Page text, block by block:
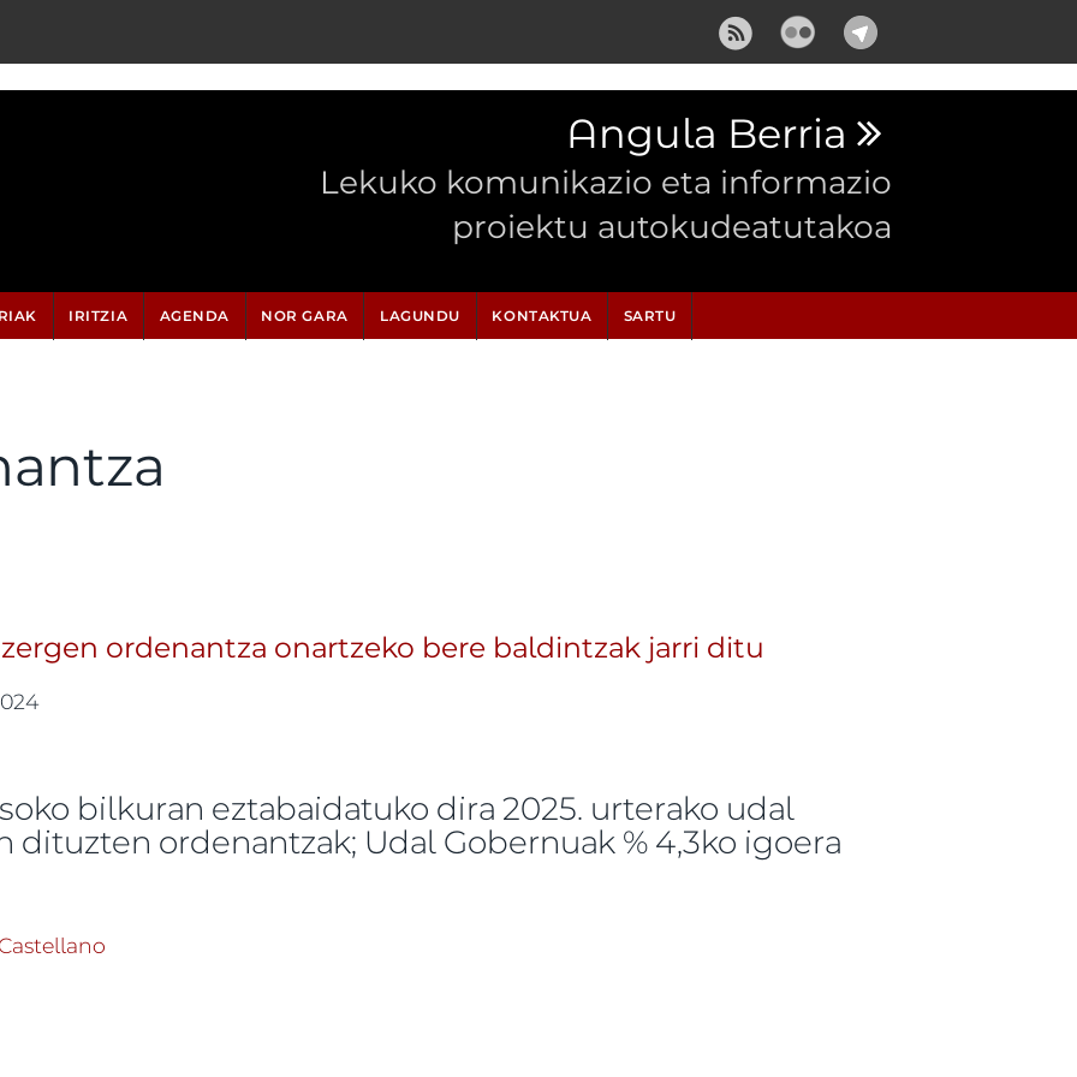
Angula Berria
Lekuko komunikazio eta informazio
proiektu autokudeatutakoa
IRITZIA AGENDA NOR GARA LAGUNDU KONTAKTUA SARTU
ordenantza onartzeko bere baldintzak jarri ditu
bilkuran eztabaidatuko dira 2025. urterako udal
dituzten ordenantzak; Udal Gobernuak % 4,3ko igoera
tasen eta zergen ordenantza onartzeko bere baldintzak jarri ditu -ri buruz
Castellano